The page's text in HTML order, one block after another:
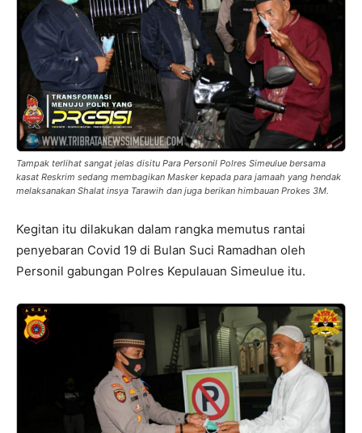
Tampak terlihat sangat jelas disitu Para Personil Polres Simeulue bersama
kasat Reskrim sedang membagikan Masker kepada para jamaah yang hendak
melaksanakan Shalat insya Tarawih dan juga berikan himbauan Prokes 3M.
Kegitan itu dilakukan dalam rangka memutus rantai
penyebaran Covid 19 di Bulan Suci Ramadhan oleh
Personil gabungan Polres Kepulauan Simeulue itu.